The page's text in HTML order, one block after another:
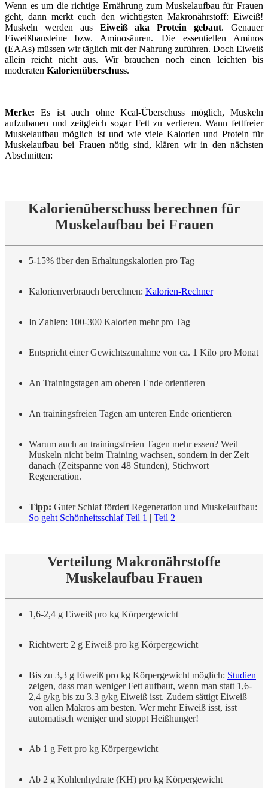
Wenn es um die richtige Ernährung zum Muskelaufbau für Frauen
geht, dann merkt euch den wichtigsten Makronährstoff: Eiweiß!
Muskeln werden aus Eiweiß aka Protein gebaut. Genauer
Eiweißbausteine bzw. Aminosäuren. Die essentiellen Aminos
(EAAs) müssen wir täglich mit der Nahrung zuführen. Doch Eiweiß
allein reicht nicht aus. Wir brauchen noch einen leichten bis
moderaten Kalorienüberschuss.
Merke: Es ist auch ohne Kcal-Überschuss möglich, Muskeln
aufzubauen und zeitgleich sogar Fett zu verlieren. Wann fettfreier
Muskelaufbau möglich ist und wie viele Kalorien und Protein für
Muskelaufbau bei Frauen nötig sind, klären wir in den nächsten
Abschnitten:
Kalorienüberschuss berechnen für
Muskelaufbau bei Frauen
5-15% über den Erhaltungskalorien pro Tag
Kalorienverbrauch berechnen: Kalorien-Rechner
In Zahlen: 100-300 Kalorien mehr pro Tag
Entspricht einer Gewichtszunahme von ca. 1 Kilo pro Monat
An Trainingstagen am oberen Ende orientieren
An trainingsfreien Tagen am unteren Ende orientieren
Warum auch an trainingsfreien Tagen mehr essen? Weil
Muskeln nicht beim Training wachsen, sondern in der Zeit
danach (Zeitspanne von 48 Stunden), Stichwort
Regeneration.
Tipp: Guter Schlaf fördert Regeneration und Muskelaufbau:
So geht Schönheitsschlaf Teil 1 | Teil 2
Verteilung Makronährstoffe
Muskelaufbau Frauen
1,6-2,4 g Eiweiß pro kg Körpergewicht
Richtwert: 2 g Eiweiß pro kg Körpergewicht
Bis zu 3,3 g Eiweiß pro kg Körpergewicht möglich: Studien
zeigen, dass man weniger Fett aufbaut, wenn man statt 1,6-
2,4 g/kg bis zu 3.3 g/kg Eiweiß isst. Zudem sättigt Eiweiß
von allen Makros am besten. Wer mehr Eiweiß isst, isst
automatisch weniger und stoppt Heißhunger!
Ab 1 g Fett pro kg Körpergewicht
Ab 2 g Kohlenhydrate (KH) pro kg Körpergewicht